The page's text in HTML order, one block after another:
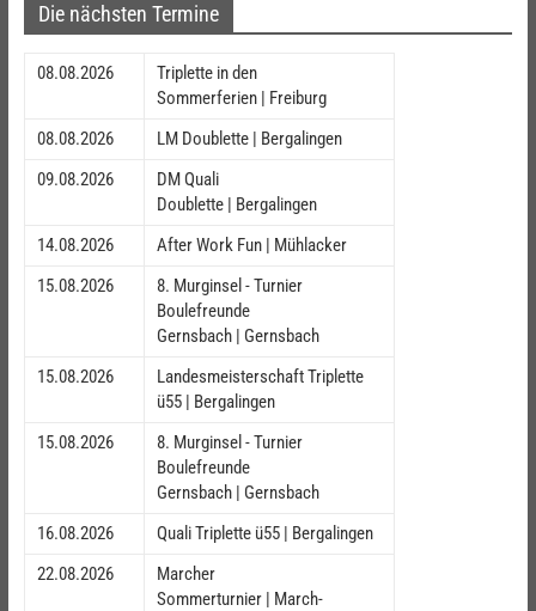
Die nächsten Termine
08.08.2026
Triplette in den
Sommerferien | Freiburg
08.08.2026
LM Doublette | Bergalingen
09.08.2026
DM Quali
Doublette | Bergalingen
14.08.2026
After Work Fun | Mühlacker
15.08.2026
8. Murginsel - Turnier
Boulefreunde
Gernsbach | Gernsbach
15.08.2026
Landesmeisterschaft Triplette
ü55 | Bergalingen
15.08.2026
8. Murginsel - Turnier
Boulefreunde
Gernsbach | Gernsbach
16.08.2026
Quali Triplette ü55 | Bergalingen
22.08.2026
Marcher
Sommerturnier | March-